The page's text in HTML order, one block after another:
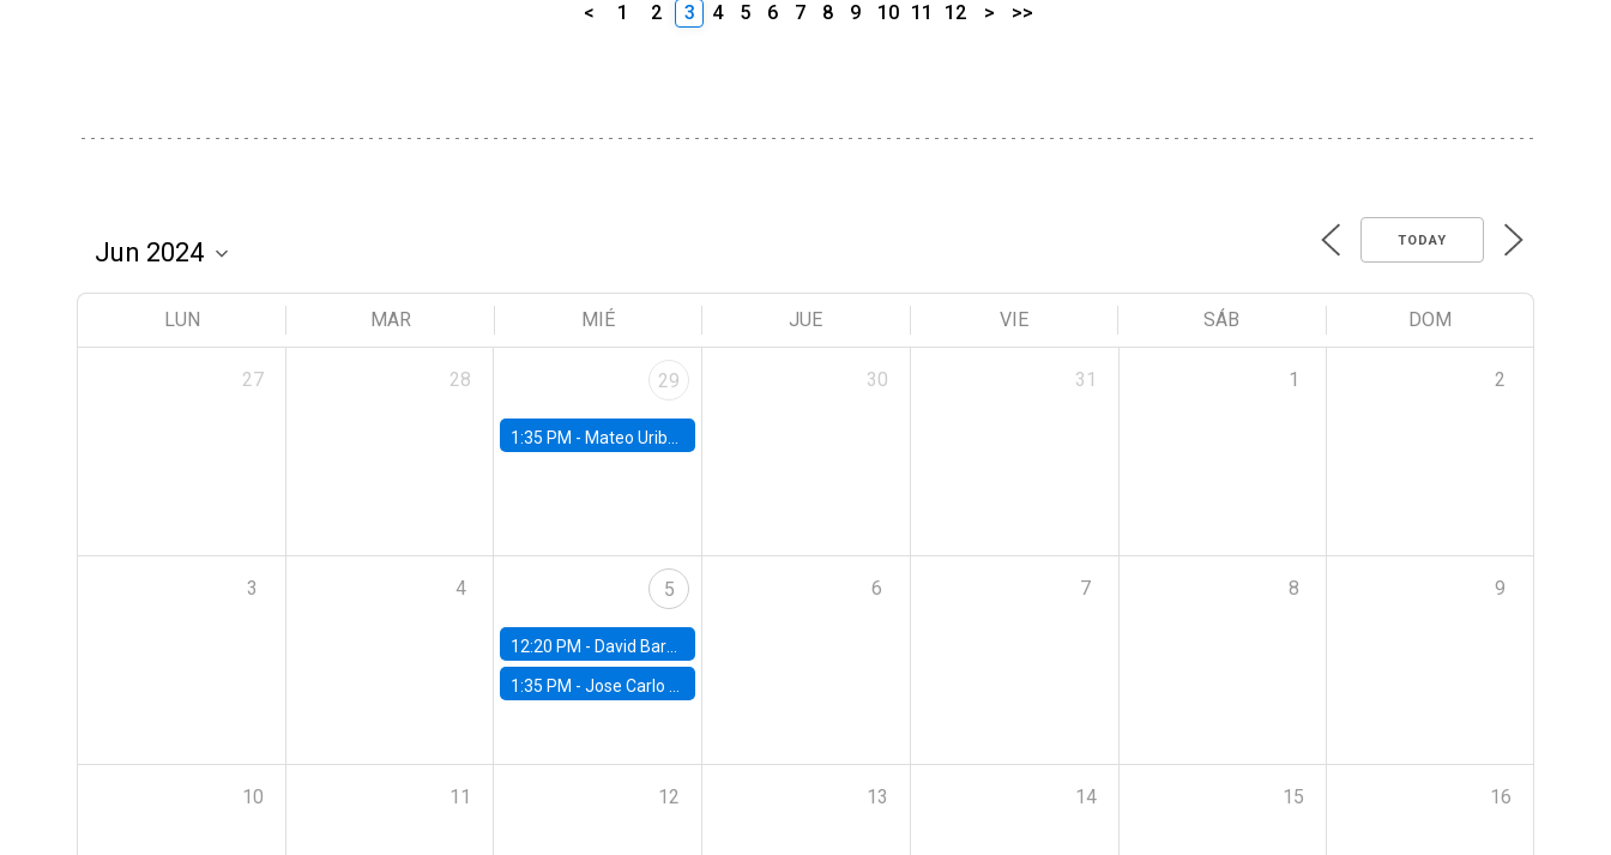
< 1 2 3 4 5 6 7 8 9 10 11 12 > >>
TODAY
LUN MAR MIÉ JUE VIE SÁB DOM
27 28 29
1:35 PM - Mateo Uribe-Castro, Universidad de los Andes (Colombia)
30 31 1 2
3 4 5
12:20 PM - David Bardey, Universidad de los Andes - CEDE
1:35 PM -Jose Carlo Bermudez, UC (ME) & World Bank
6 7 8 9
10 11 12 13 14 15 16